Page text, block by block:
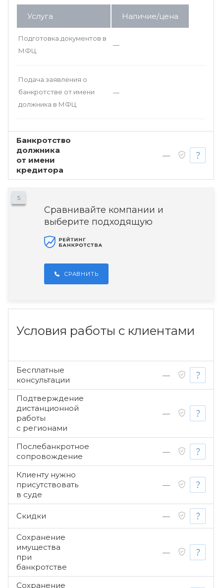
Услуга Наличие/цена
Подготовка документов в
МФЦ
—
Подача заявления о
банкротстве от имени
должника в МФЦ
—
Банкротство
должника
от имени
кредитора
—
5
Сравнивайте компании и
выберите подходящую
СРАВНИТЬ
Условия работы с клиентами
Бесплатные
консультации
—
Подтверждение
дистанционной
работы
с регионами
—
Послебанкротное
сопровождение
—
Клиенту нужно
присутствовать
в суде
—
Скидки —
Сохранение
имущества
при
банкротстве
—
Сохранение